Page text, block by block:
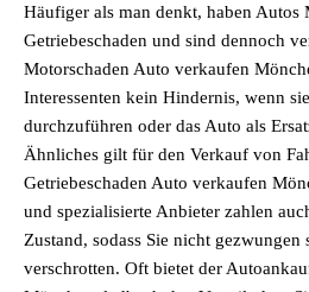
Häufiger als man denkt, haben Autos
Getriebeschaden und sind dennoch
Motorschaden Auto verkaufen
Interessenten kein Hindernis, wenn
durchzuführen oder das Auto als
Ähnliches gilt für den Verkauf von
Getriebeschaden Auto verkaufen
und spezialisierte Anbieter zahlen
Zustand, sodass Sie nicht
verschrotten. Oft bietet der